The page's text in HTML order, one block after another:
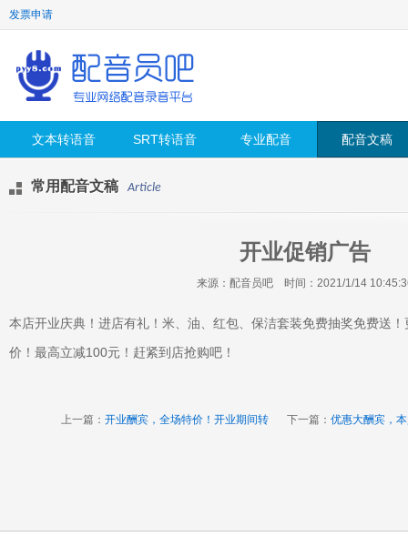
发票申请
文本转语音 SRT转语音 专业配音 配音文稿
常用配音文稿 Article
开业促销广告
来源：配音员吧 时间：2021/1/14
本店开业庆典！进店有礼！米、油、红包、保洁套装免费抽奖免费送
价！最高立减100元！赶紧到店抢购吧！
上一篇： 开业酬宾，全场特价！开业期间转 下一篇： 优惠大酬宾，